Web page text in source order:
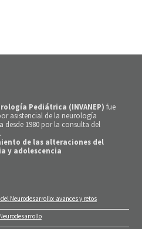
Pediátrica (INVANEP) fue
asistencial de la neurología
desde 1980 por la consulta del
de las alteraciones del
y adolescencia
Neurodesarrollo: avances y retos